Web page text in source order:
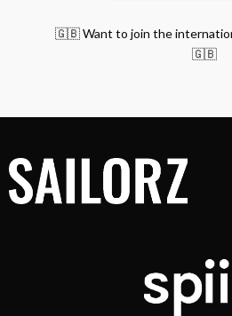
🇬🇧 Want to join the
🇬🇧